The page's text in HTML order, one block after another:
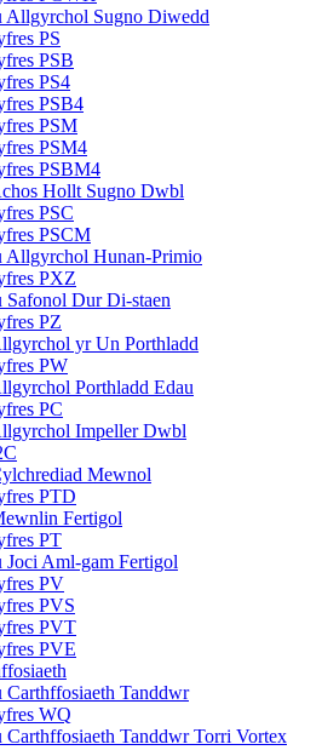
Allgyrchol Sugno Diwedd
PS
PSB
PS4
PSB4
PSM
PSM4
PSBM4
Hollt Sugno Dwbl
PSC
PSCM
Allgyrchol Hunan-Primio
PXZ
Safonol Dur Di-staen
PZ
yr Un Porthladd
PW
Porthladd Edau
PC
Impeller Dwbl
Mewnol
PTD
Fertigol
PT
Joci Aml-gam Fertigol
PV
PVS
PVT
PVE
Carthffosiaeth Tanddwr
WQ
Carthffosiaeth Tanddwr Torri Vortex